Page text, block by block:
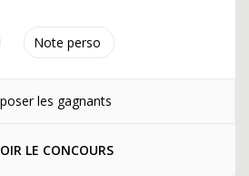
Note perso
les gagnants
LE CONCOURS